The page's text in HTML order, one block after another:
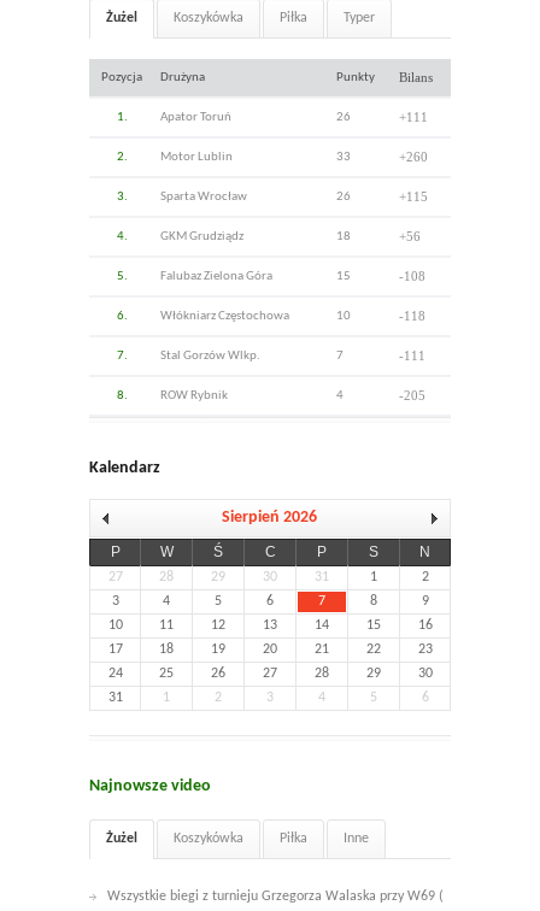
Żużel Koszykówka Piłka Typer
Pozycja Drużyna Punkty Bilans
1. Apator Toruń 26 +111
2. Motor Lublin 33 +260
3. Sparta Wrocław 26 +115
4. GKM Grudziądz 18 +56
5. Falubaz Zielona Góra 15 -108
6. Włókniarz Częstochowa 10 -118
7. Stal Gorzów Wlkp. 7 -111
8. ROW Rybnik 4 -205
Kalendarz
Sierpień 2026
P W Ś C P S N
27 28 29 30 31 1
2
3
4 5 6 7 8
9
10
11 12 13 14 15
16
17
18 19 20 21 22
23
24
25 26 27 28 29
30
31
1 2 3 4 5 6
Najnowsze video
Żużel Koszykówka Piłka Inne
Wszystkie biegi z turnieju Grzegorza Walaska przy W69 (